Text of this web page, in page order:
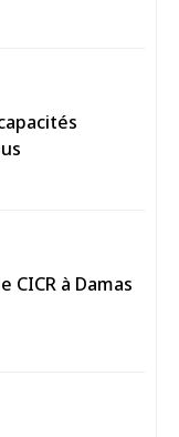
à Damas